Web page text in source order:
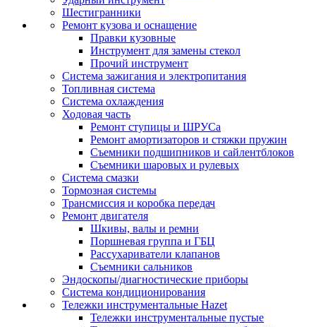
Шестигранники
Ремонт кузова и оснащение
Правки кузовные
Инструмент для замены стекол
Прочий инструмент
Система зажигания и электропитания
Топливная система
Система охлаждения
Ходовая часть
Ремонт ступицы и ШРУСа
Ремонт амортизаторов и стяжки пружин
Съемники подшипников и сайлентблоков
Съемники шаровых и рулевых
Система смазки
Тормозная системы
Трансмиссия и коробка передач
Ремонт двигателя
Шкивы, валы и ремни
Поршневая группа и ГБЦ
Рассухариватели клапанов
Съемники сальников
Эндоскопы/диагностические приборы
Система кондиционирования
Тележки инструментальные Hazet
Тележки инструментальные пустые